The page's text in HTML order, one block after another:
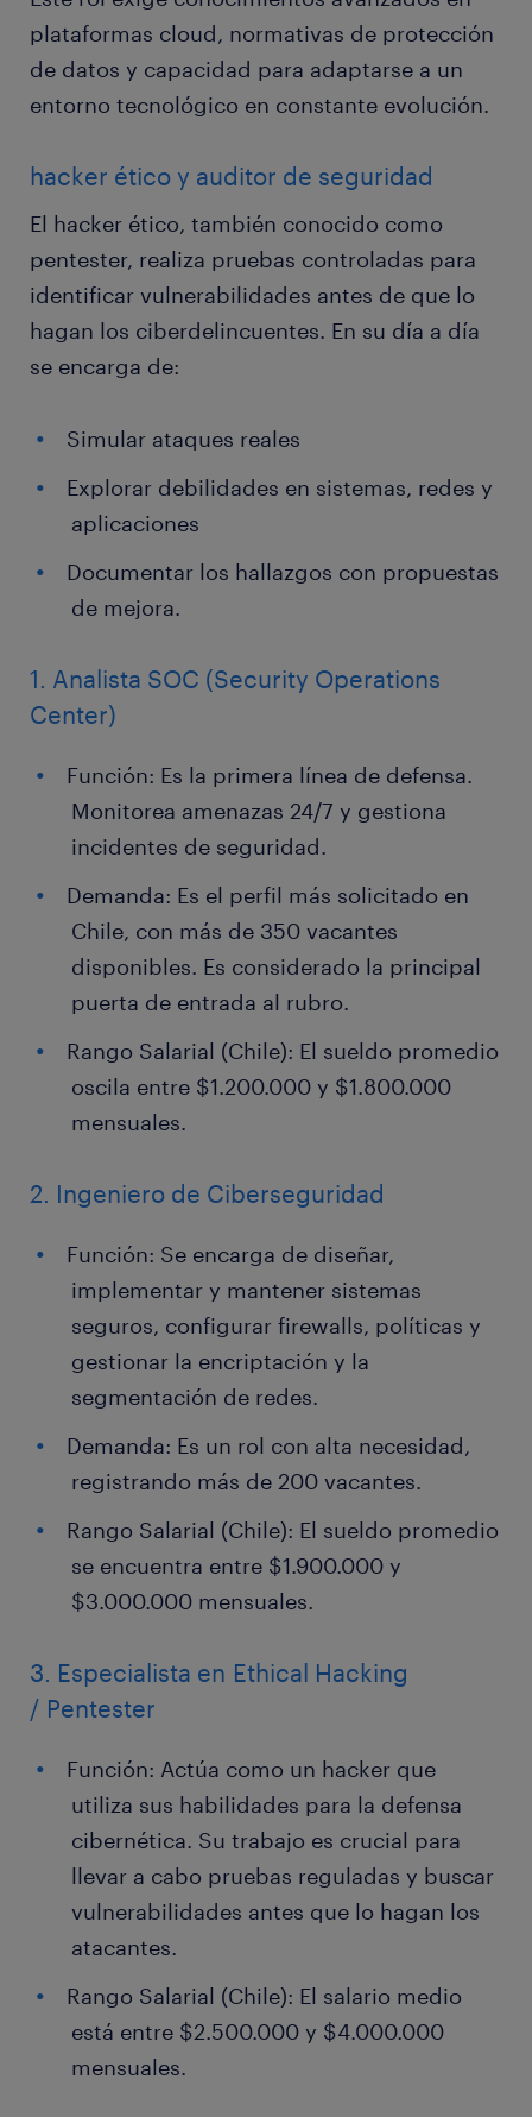
plataformas cloud, normativas de protección
de datos y capacidad para adaptarse a un
entorno tecnológico en constante evolución.
hacker ético y auditor de seguridad
El hacker ético, también conocido como
pentester, realiza pruebas controladas para
identificar vulnerabilidades antes de que lo
hagan los ciberdelincuentes. En su día a día
se encarga de:
Simular ataques reales
Explorar debilidades en sistemas, redes y
aplicaciones
Documentar los hallazgos con propuestas
de mejora.
1. Analista SOC (Security Operations
Center)
Función: Es la primera línea de defensa.
Monitorea amenazas 24/7 y gestiona
incidentes de seguridad.
Demanda: Es el perfil más solicitado en
Chile, con más de 350 vacantes
disponibles. Es considerado la principal
puerta de entrada al rubro.
Rango Salarial (Chile): El sueldo promedio
oscila entre $1.200.000 y $1.800.000
mensuales.
2. Ingeniero de Ciberseguridad
Función: Se encarga de diseñar,
implementar y mantener sistemas
seguros, configurar firewalls, políticas y
gestionar la encriptación y la
segmentación de redes.
Demanda: Es un rol con alta necesidad,
registrando más de 200 vacantes.
Rango Salarial (Chile): El sueldo promedio
se encuentra entre $1.900.000 y
$3.000.000 mensuales.
3. Especialista en Ethical Hacking
/ Pentester
Función: Actúa como un hacker que
utiliza sus habilidades para la defensa
cibernética. Su trabajo es crucial para
llevar a cabo pruebas reguladas y buscar
vulnerabilidades antes que lo hagan los
atacantes.
Rango Salarial (Chile): El salario medio
está entre $2.500.000 y $4.000.000
mensuales.